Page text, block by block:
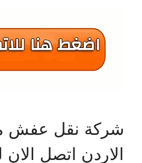
نقل عفش من
اتصل الان